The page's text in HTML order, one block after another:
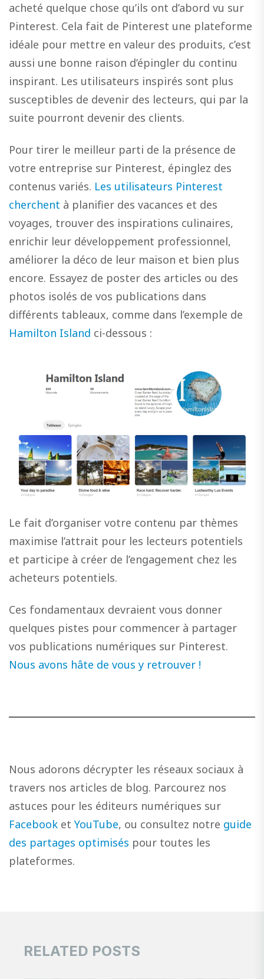
acheté quelque chose qu’ils ont d’abord vu sur
Pinterest. Cela fait de Pinterest une plateforme
idéale pour mettre en valeur des produits, c’est
aussi une bonne raison d’épingler du continu
inspirant. Les utilisateurs inspirés sont plus
susceptibles de devenir des lecteurs, qui par la
suite pourront devenir des clients.
Pour tirer le meilleur parti de la présence de
votre entreprise sur Pinterest, épinglez des
contenus variés. Les utilisateurs Pinterest
cherchent à planifier des vacances et des
voyages, trouver des inspirations culinaires,
enrichir leur développement professionnel,
améliorer la déco de leur maison et bien plus
encore. Essayez de poster des articles ou des
photos isolés de vos publications dans
différents tableaux, comme dans l’exemple de
Hamilton Island ci-dessous :
Le fait d’organiser votre contenu par thèmes
maximise l’attrait pour les lecteurs potentiels
et participe à créer de l’engagement chez les
acheteurs potentiels.
Ces fondamentaux devraient vous donner
quelques pistes pour commencer à partager
vos publications numériques sur Pinterest.
Nous avons hâte de vous y retrouver !
Nous adorons décrypter les réseaux sociaux à
travers nos articles de blog. Parcourez nos
astuces pour les éditeurs numériques sur
Facebook et YouTube, ou consultez notre guide
des partages optimisés pour toutes les
plateformes.
RELATED POSTS